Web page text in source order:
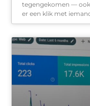
tegengekomen —
er een klik met